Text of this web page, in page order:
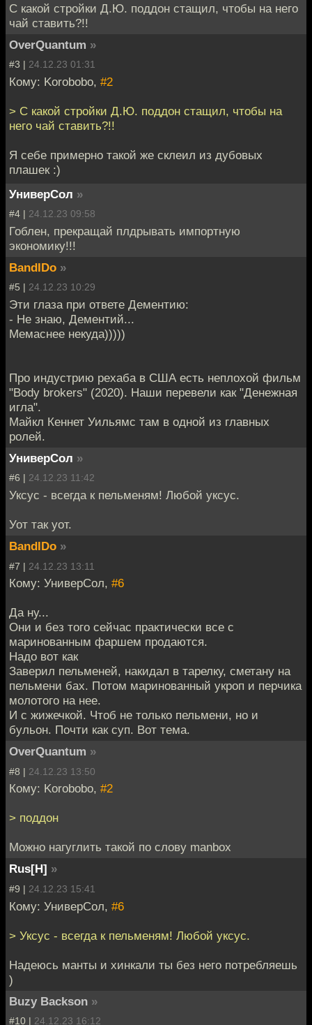
С какой стройки Д.Ю. поддон стащил, чтобы на него
чай ставить?!!
OverQuantum »
#3 | 24.12.23 01:31
Кому: Korobobo, #2
> С какой стройки Д.Ю. поддон стащил, чтобы на
него чай ставить?!!
Я себе примерно такой же склеил из дубовых
плашек :)
УниверСол »
#4 | 24.12.23 09:58
Гоблен, прекращай плдрывать импортную
экономику!!!
BandIDo »
#5 | 24.12.23 10:29
Эти глаза при ответе Дементию:
- Не знаю, Дементий...
Мемаснее некуда)))))
Про индустрию рехаба в США есть неплохой фильм
"Body brokers" (2020). Наши перевели как "Денежная
игла".
Майкл Кеннет Уильямс там в одной из главных
ролей.
УниверСол »
#6 | 24.12.23 11:42
Уксус - всегда к пельменям! Любой уксус.
Уот так уот.
BandIDo »
#7 | 24.12.23 13:11
Кому: УниверСол, #6
Да ну...
Они и без того сейчас практически все с
маринованным фаршем продаются.
Надо вот как
Заверил пельменей, накидал в тарелку, сметану на
пельмени бах. Потом маринованный укроп и перчика
молотого на нее.
И с жижечкой. Чтоб не только пельмени, но и
бульон. Почти как суп. Вот тема.
OverQuantum »
#8 | 24.12.23 13:50
Кому: Korobobo, #2
> поддон
Можно нагуглить такой по слову manbox
Rus[H] »
#9 | 24.12.23 15:41
Кому: УниверСол, #6
> Уксус - всегда к пельменям! Любой уксус.
Надеюсь манты и хинкали ты без него потребляешь
)
Buzy Backson »
#10 | 24.12.23 16:12